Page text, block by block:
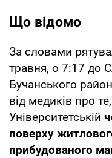
Що відомо
За словами
травня, о 7:17 до
Бучанського
від медиків про
Університетській
поверху
прибудованого